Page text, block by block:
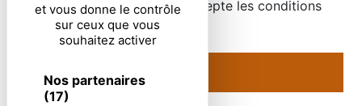
et vous donne le contrôle
sur ceux que vous
souhaitez activer
Nos partenaires
(17)
En cochant cette case, j'accepte les conditions
particulières ci-dessous **